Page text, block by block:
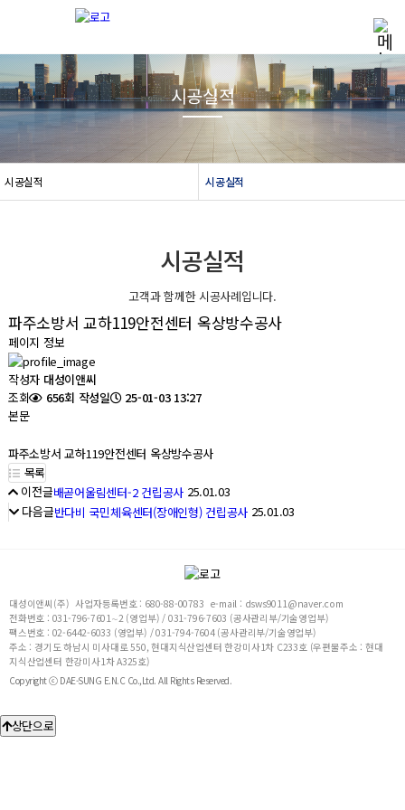
시공실적 시공실적
시공실적
시공실적
고객과 함께한 시공사례입니다.
파주소방서 교하119안전센터 옥상방수공사
페이지 정보
작성자 대성이앤씨
조회
656회 작성일
25-01-03 13:27
본문
파주소방서 교하119안전센터 옥상방수공사
목록
이전글배곧어울림센터-2 건립공사 25.01.03
다음글반다비 국민체육센터(장애인형) 건립공사 25.01.03
대성이앤씨(주) 사업자등록번호 : 680-88-00783 e-mail : dsws9011@naver.com
전화번호 : 031-796-7601∼2 (영업부) / 031-796-7603 (공사관리부/기술영업부)
팩스번호 : 02-6442-6033 (영업부) / 031-794-7604 (공사관리부/기술영업부)
주소 : 경기도 하남시 미사대로 550, 현대지식산업센터 한강미사1차 C233호 (우편물주소 : 현대
지식산업센터 한강미사1차 A325호)
Copyright ⓒ DAE-SUNG E.N.C Co.,Ltd. All Rights Reserved.
상단으로